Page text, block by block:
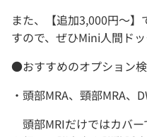
また、【追加3,000円～
すので、ぜひMini人間ド
●おすすめのオプション
・頭部MRA、頸部MRA、
頭部MRIだけではカバ